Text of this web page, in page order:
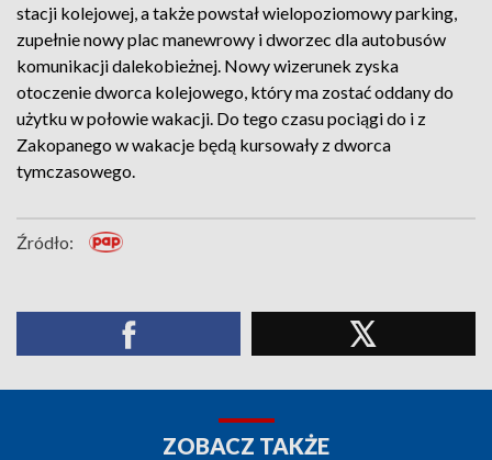
stacji kolejowej, a także powstał wielopoziomowy parking,
zupełnie nowy plac manewrowy i dworzec dla autobusów
komunikacji dalekobieżnej. Nowy wizerunek zyska
otoczenie dworca kolejowego, który ma zostać oddany do
użytku w połowie wakacji. Do tego czasu pociągi do i z
Zakopanego w wakacje będą kursowały z dworca
tymczasowego.
Źródło:
ZOBACZ TAKŻE